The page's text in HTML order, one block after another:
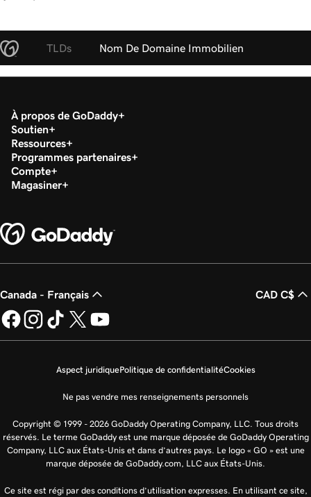
TLDs Nom De Domaine Immobilien
À propos de GoDaddy
Soutien
Ressources
Programmes partenaires
Compte
Magasiner
Canada - Français CAD C$
Aspect juridiquePolitique de confidentialitéCookies
Ne pas vendre mes renseignements personnels
Copyright © 1999 - 2026 GoDaddy Operating Company, LLC. Tous droits
réservés. Le terme GoDaddy est une marque déposée de GoDaddy Operating
Company, LLC aux États-Unis et dans d’autres pays. Le logo « GO » est une
marque déposée de GoDaddy.com, LLC aux États-Unis.
Ce site est régi par des conditions d’utilisation expresses. En utilisant ce site,